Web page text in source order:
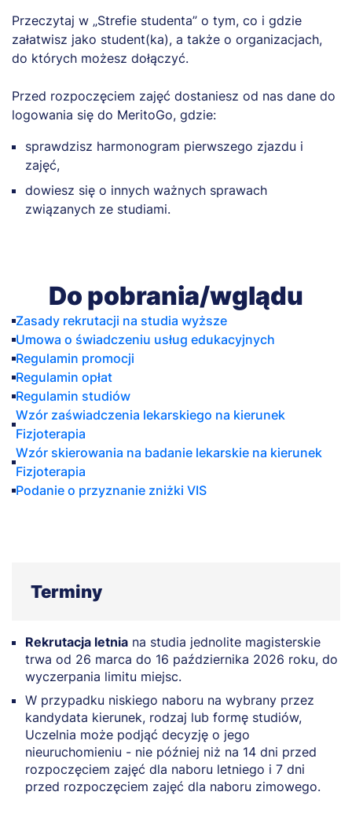
Przeczytaj w „Strefie studenta” o tym, co i gdzie
załatwisz jako student(ka), a także o organizacjach,
do których możesz dołączyć.
Przed rozpoczęciem zajęć dostaniesz od nas dane do
logowania się do MeritoGo, gdzie:
sprawdzisz harmonogram pierwszego zjazdu i
zajęć,
dowiesz się o innych ważnych sprawach
związanych ze studiami.
Do pobrania/wglądu
Zasady rekrutacji na studia wyższe
Umowa o świadczeniu usług edukacyjnych
Regulamin promocji
Regulamin opłat
Regulamin studiów
Wzór zaświadczenia lekarskiego na kierunek
Fizjoterapia
Wzór skierowania na badanie lekarskie na kierunek
Fizjoterapia
Podanie o przyznanie zniżki VIS
Terminy
Rekrutacja letnia na studia jednolite magisterskie
trwa od 26 marca do 16 października 2026 roku, do
wyczerpania limitu miejsc.
W przypadku niskiego naboru na wybrany przez
kandydata kierunek, rodzaj lub formę studiów,
Uczelnia może podjąć decyzję o jego
nieuruchomieniu - nie później niż na 14 dni przed
rozpoczęciem zajęć dla naboru letniego i 7 dni
przed rozpoczęciem zajęć dla naboru zimowego.